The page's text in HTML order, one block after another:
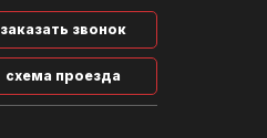
заказать звонок
схема проезда